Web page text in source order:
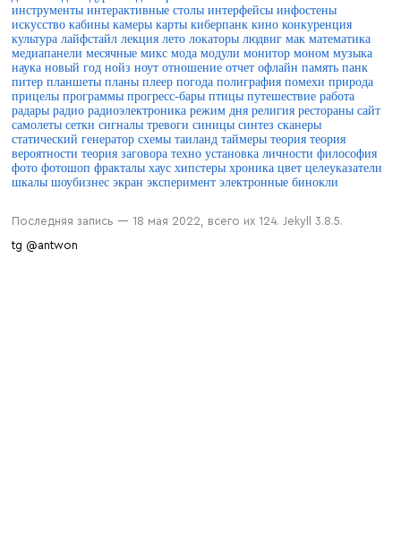
инструменты интерактивные столы интерфейсы инфостены
искусство кабины камеры карты киберпанк кино конкуренция
культура лайфстайл лекция лето локаторы людвиг мак математика
медиапанели месячные микс мода модули монитор моном музыка
наука новый год нойз ноут отношение отчет офлайн память панк
питер планшеты планы плеер погода полиграфия помехи природа
прицелы программы прогресс-бары птицы путешествие работа
радары радио радиоэлектроника режим дня религия рестораны сайт
самолеты сетки сигналы тревоги синицы синтез сканеры
статический генератор схемы таиланд таймеры теория теория
вероятности теория заговора техно установка личности философия
фото фотошоп фракталы хаус хипстеры хроника цвет целеуказатели
шкалы шоубизнес экран эксперимент электронные бинокли
Последняя запись — 18 мая 2022, всего их 124. Jekyll 3.8.5.
tg @antwon